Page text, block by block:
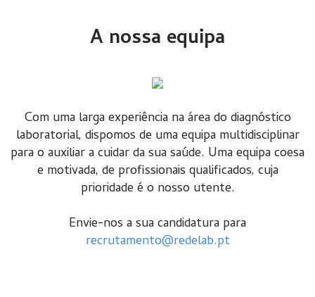
A nossa equipa
Com uma larga experiência na área do diagnóstico
laboratorial, dispomos de uma equipa multidisciplinar
para o auxiliar a cuidar da sua saúde. Uma equipa coesa
e motivada, de profissionais qualificados, cuja
prioridade é o nosso utente.
Envie-nos a sua candidatura para
recrutamento@redelab.pt